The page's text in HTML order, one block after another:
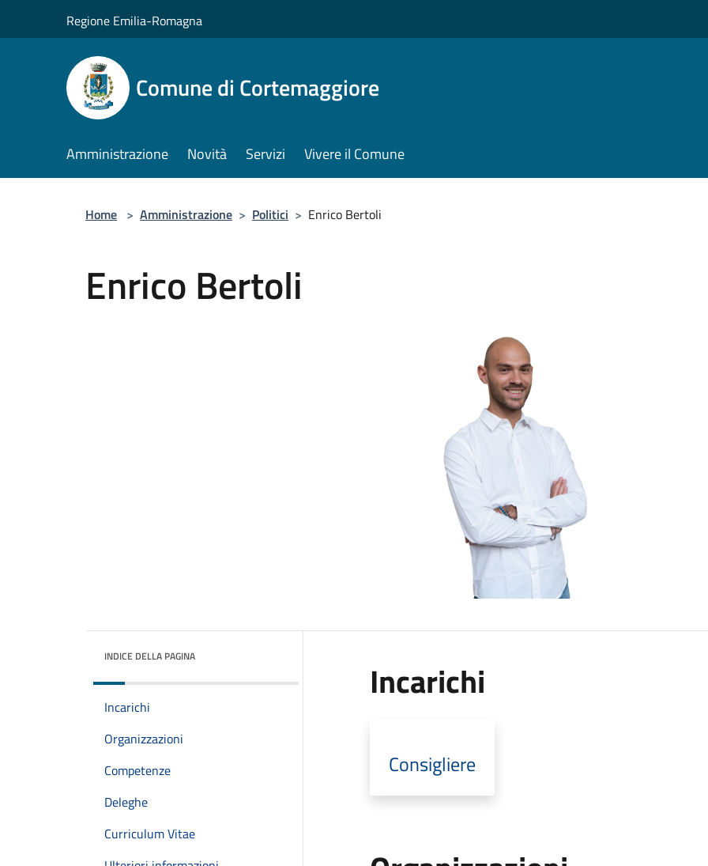
Regione Emilia-Romagna
Comune di Cortemaggiore
Amministrazione Novità Servizi Vivere il Comune
Home > Amministrazione > Politici > Enrico Bertoli
Enrico Bertoli
INDICE DELLA PAGINA
Incarichi
Organizzazioni
Competenze
Deleghe
Curriculum Vitae
Incarichi
Consigliere